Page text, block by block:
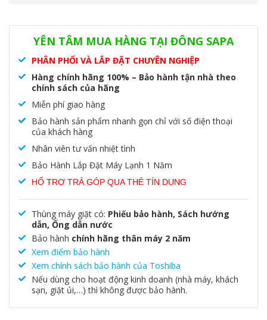
Danh mục:Gian hàng Toshiba,Máy giặt,Máy giặt Toshiba
YÊN TÂM MUA HÀNG TẠI ĐÔNG SAPA
PHÂN PHỐI VÀ LẮP ĐẶT CHUYÊN NGHIỆP
Hàng chính hãng 100% – Bảo hành tận nhà theo
chính sách của hãng
Miễn phí giao hàng
Bảo hành sản phẩm nhanh gọn chỉ với số điện thoại
của khách hàng
Nhân viên tư vấn nhiệt tình
Bảo Hành Lắp Đặt Máy Lạnh 1 Năm
HỔ TRỢ TRẢ GÓP QUA THẺ TÍN DỤNG
Thùng máy giặt có: Phiếu bảo hành, Sách hướng
dẫn, Ống dẫn nước
Bảo hành chính hãng thân máy 2 năm
Xem điểm bảo hành
Xem chính sách bảo hành của Toshiba
Nếu dùng cho hoạt động kinh doanh (nhà máy, khách
sạn, giặt ủi,…) thì không được bảo hành.